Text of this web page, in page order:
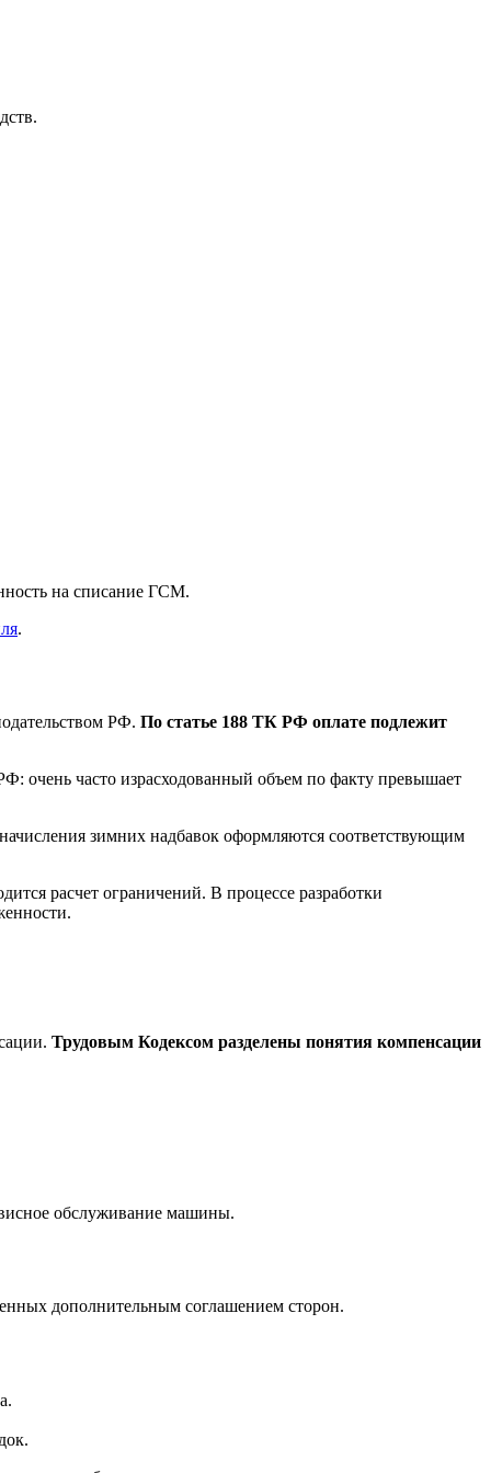
на списание ГСМ.
.
РФ. По статье 188 ТК РФ оплате подлежит
очень часто израсходованный объем по факту превышает
зимних надбавок оформляются соответствующим
расчет ограничений. В процессе разработки
Трудовым Кодексом разделены понятия компенсации
обслуживание машины.
дополнительным соглашением сторон.